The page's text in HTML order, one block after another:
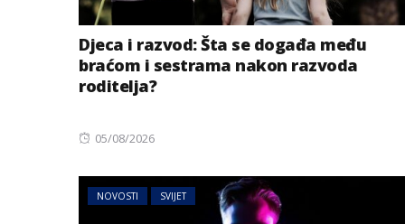
Djeca i razvod: Šta se događa među
braćom i sestrama nakon razvoda
roditelja?
Posted
05/08/2026
NOVOSTI SVIJET
život i